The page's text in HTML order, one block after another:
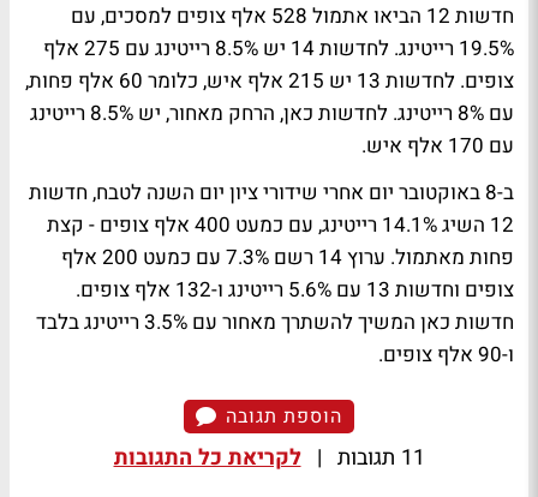
חדשות 12 הביאו אתמול 528 אלף צופים למסכים, עם
19.5% רייטינג. לחדשות 14 יש 8.5% רייטינג עם 275 אלף
צופים. לחדשות 13 יש 215 אלף איש, כלומר 60 אלף פחות,
עם 8% רייטינג. לחדשות כאן, הרחק מאחור, יש 8.5% רייטינג
עם 170 אלף איש.
ב-8 באוקטובר יום אחרי שידורי ציון יום השנה לטבח, חדשות
12 השיג 14.1% רייטינג, עם כמעט 400 אלף צופים - קצת
פחות מאתמול. ערוץ 14 רשם 7.3% עם כמעט 200 אלף
צופים וחדשות 13 עם 5.6% רייטינג ו-132 אלף צופים.
חדשות כאן המשיך להשתרך מאחור עם 3.5% רייטינג בלבד
ו-90 אלף צופים.
הוספת תגובה
11 תגובות | לקריאת כל התגובות